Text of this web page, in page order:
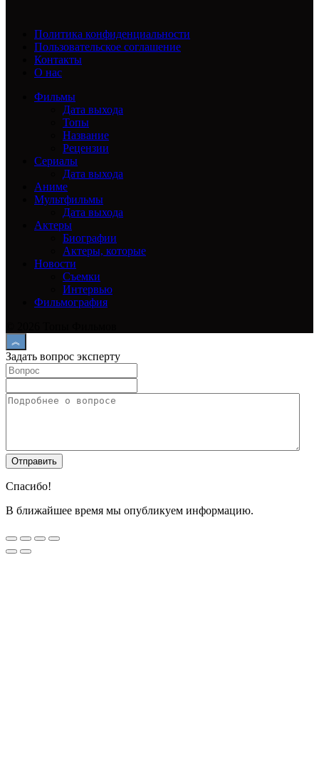
Политика конфиденциальности
Пользовательское соглашение
Контакты
О нас
Фильмы
Дата выхода
Топы
Название
Рецензии
Сериалы
Дата выхода
Аниме
Мультфильмы
Дата выхода
Актеры
Биографии
Актеры, которые
Новости
Съемки
Интервью
Фильмография
Задать вопрос эксперту
Спасибо!
В ближайшее время мы опубликуем информацию.